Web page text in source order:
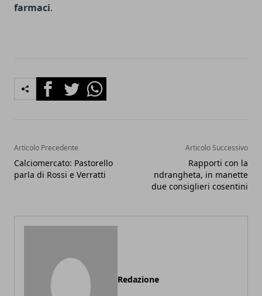
farmaci.
FacebookTwitterWhatsapp
Articolo Precedente
Calciomercato: Pastorello
parla di Rossi e Verratti
Articolo Successivo
Rapporti con la
ndrangheta, in manette
due consiglieri cosentini
Redazione